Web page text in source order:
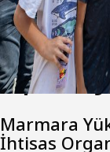
Anasayfa/Ekonomi
Toplantısı
Marmara
Toplantısı
Marmara
İhtisas